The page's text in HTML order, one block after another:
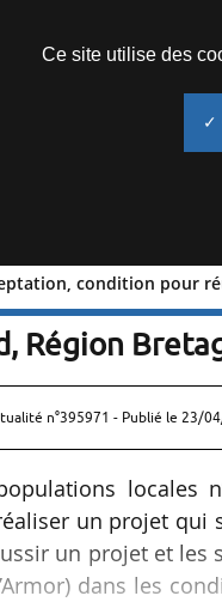
condition pour
Région
n°395971 - Publié le 23/
locales
un projet qui
un projet et les
dans les
Ce site utilise des
✓